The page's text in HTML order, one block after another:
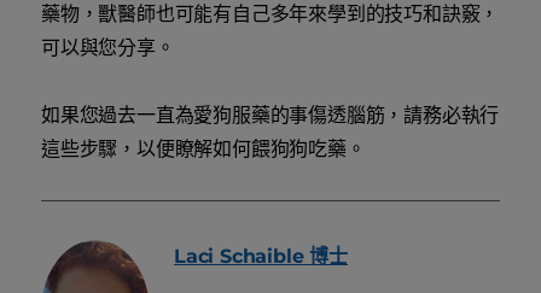
藥物，獸醫師也可能有自己多年來學到的技巧和訣竅，
可以與您分享。
如果您過去一直為愛狗服藥的事傷透腦筋，請務必執行
這些步驟，以便瞭解如何餵狗狗吃藥。
Laci Schaible 博士